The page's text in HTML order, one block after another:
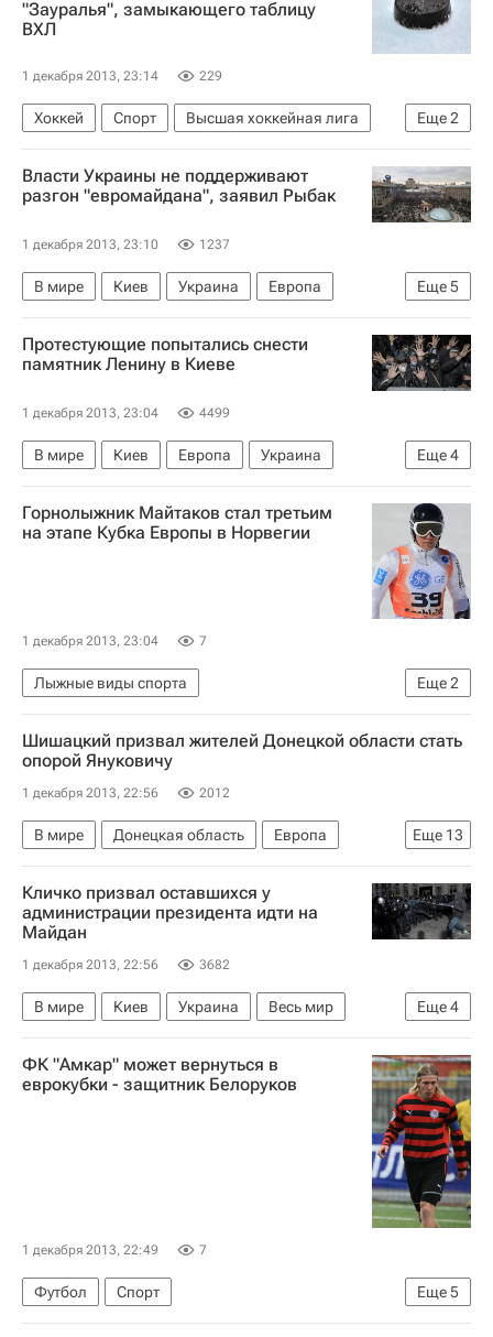
Россия
"Зауралья", замыкающего таблицу
ВХЛ
1 декабря 2013, 23:14 229
Еще2
Хоккей Спорт
Высшая хоккейная лига
Ижсталь (Ижевск)
Зауралье (Курган)
Власти Украины не поддерживают
разгон "евромайдана", заявил Рыбак
1 декабря 2013, 23:10 1237
Еще5
В мире Киев Украина
Европа
Весь мир
Владимир Рыбак
Виктор Янукович
Верховная Рада Украины
Протестующие попытались снести
памятник Ленину в Киеве
1 декабря 2013, 23:04 4499
Еще4
В мире Киев Европа
Украина
Весь мир
МВД Украины
"Евромайдан" в Киеве
Горнолыжник Майтаков стал третьим
на этапе Кубка Европы в Норвегии
1 декабря 2013, 23:04 7
Еще2
Лыжные виды спорта
Кубок Европы по горнолыжному спорту
Александр Хорошилов
Шишацкий призвал жителей Донецкой области стать
опорой Януковичу
1 декабря 2013, 22:56 2012
Еще 13
В мире Донецкая область
Европа
Киев
Украина
Весь мир
Анатолий Сердюков
Даля Грибаускайте
Андрей Шишацкий
Виктор Янукович
Виталий Захарченко
Ангела Меркель
Партия регионов (Украина)
Кабинет министров Украины
Донецкая областная администрация
Кличко призвал оставшихся у
администрации президента идти на
Майдан
1 декабря 2013, 22:56 3682
Еще4
В мире Киев Украина
Весь мир
Европа
Виталий Кличко
Украинский Демократический Альянс за Реформы (УДАР)
ФК "Амкар" может вернуться в
еврокубки - защитник Белоруков
1 декабря 2013, 22:49 7
Еще5
Футбол
Спорт
Мультимедийный спортивный пакет